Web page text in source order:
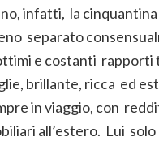
infatti, la cinquantina
separato
e costanti rapporti
brillante, ricca ed
in viaggio, con
all’estero. Lui solo